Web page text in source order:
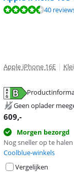
gebaseerd op 40
40
Apple iPhone 16E |
Geen oplader
609,-
Morgen bezorgd
Nog sneller op te
Coolblue-winkels
Vergelijken